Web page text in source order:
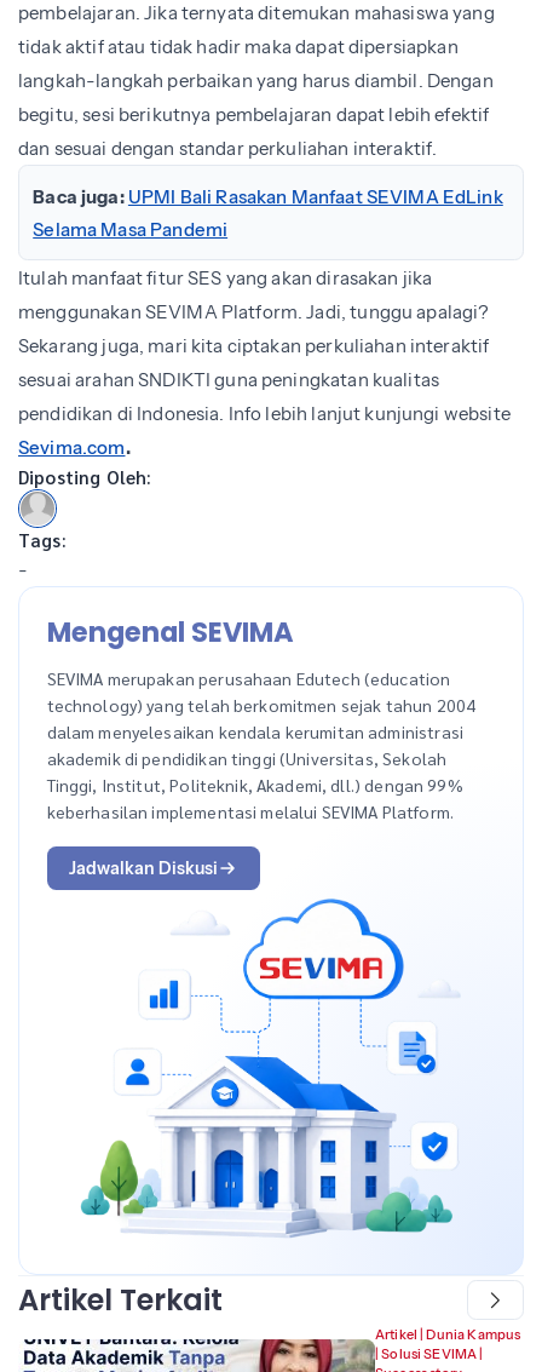
pembelajaran. Jika ternyata ditemukan mahasiswa yang
tidak aktif atau tidak hadir maka dapat dipersiapkan
langkah-langkah perbaikan yang harus diambil. Dengan
begitu, sesi berikutnya pembelajaran dapat lebih efektif
dan sesuai dengan standar perkuliahan interaktif.
Baca juga: UPMI Bali Rasakan Manfaat SEVIMA EdLink
Selama Masa Pandemi
Itulah manfaat fitur SES yang akan dirasakan jika
menggunakan SEVIMA Platform. Jadi, tunggu apalagi?
Sekarang juga, mari kita ciptakan perkuliahan interaktif
sesuai arahan SNDIKTI guna peningkatan kualitas
pendidikan di Indonesia. Info lebih lanjut kunjungi website
Sevima.com.
Diposting Oleh:
Tags:
-
Mengenal SEVIMA
SEVIMA merupakan perusahaan Edutech (education
technology) yang telah berkomitmen sejak tahun 2004
dalam menyelesaikan kendala kerumitan administrasi
akademik di pendidikan tinggi (Universitas, Sekolah
Tinggi, Institut, Politeknik, Akademi, dll.) dengan 99%
keberhasilan implementasi melalui SEVIMA Platform.
Jadwalkan Diskusi
Artikel Terkait
Artikel |Dunia Kampus
|Solusi SEVIMA |